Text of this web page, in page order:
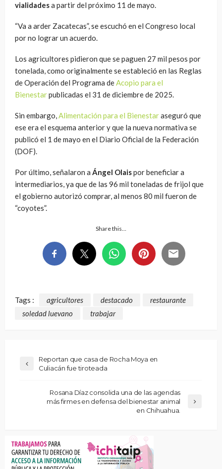
vialidadesa partir del próximo 11 de mayo.
“Va a arder Zacatecas”, se escuchó en el Congreso local
por no lograr un acuerdo.
Los agricultores pidieron que se paguen 27 mil pesos por
tonelada, como originalmente se estableció en las Reglas
de Operación del Programa deAcopio para el
Bienestarpublicadas el 31 de diciembre de 2025.
Sin embargo,Alimentación para el Bienestaraseguró que
ese era el esquema anterior y que la nueva normativa se
publicó el 1 de mayo en el Diario Oficial de la Federación
(DOF).
Por último, señalaron a Ángel Olaispor beneficiar a
intermediarios, ya que de las 96 mil toneladas de frijol que
el gobierno autorizó comprar, al menos 80 mil fueron de
“coyotes”.
Share this…
Tags : agricultores destacado
restaurante
soledad luevano
trabajar
Reportan que casa de Rocha Moya en
Culiacán fue tiroteada
Rosana Díaz consolida una de las agendas
más firmes en defensa del bienestar animal
en Chihuahua.